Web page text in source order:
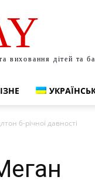
виховання дітей та
6-річної давності